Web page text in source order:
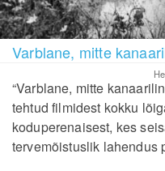
Varblane, mitte
“Varblane, mitte
tehtud filmidest kokku
koduperenaisest, kes
tervemõistuslik lahendus